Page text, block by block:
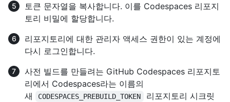
토큰 문자열을 복사합니다. 이를 Codespaces 리포지
토리 비밀에 할당합니다.
리포지토리에 대한 관리자 액세스 권한이 있는 계정에
다시 로그인합니다.
사전 빌드를 만들려는 GitHub Codespaces 리포지토
리에서 Codespaces라는 이름의
새
CODESPACES_PREBUILD_TOKEN
리포지토리 시크릿